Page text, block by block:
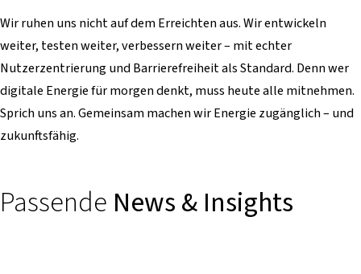
Wir ruhen uns nicht auf dem Erreichten aus. Wir entwickeln
weiter, testen weiter, verbessern weiter – mit echter
Nutzerzentrierung und Barrierefreiheit als Standard. Denn wer
digitale Energie für morgen denkt, muss heute alle mitnehmen.
Sprich uns an. Gemeinsam machen wir Energie zugänglich – und
zukunftsfähig.
Passende News & Insights